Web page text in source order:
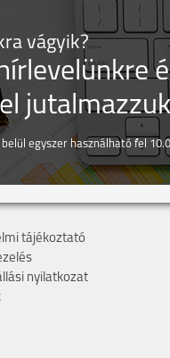
vágyik?
egyszer használható fel
tájékoztató
nyilatkozat